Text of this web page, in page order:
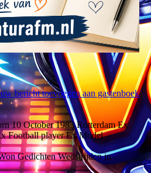
bericht toevoegen aan gastenboek
10 October 1983 Rotterdam Ex
Football player Ex Model
Gedichten Wedstrijden in